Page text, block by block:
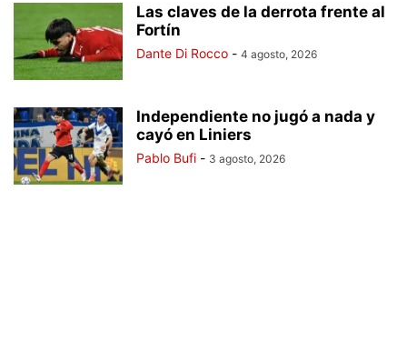
Las claves de la derrota frente al
Fortín
Dante Di Rocco - 4 agosto, 2026
Independiente no jugó a nada y
cayó en Liniers
Pablo Bufi - 3 agosto, 2026